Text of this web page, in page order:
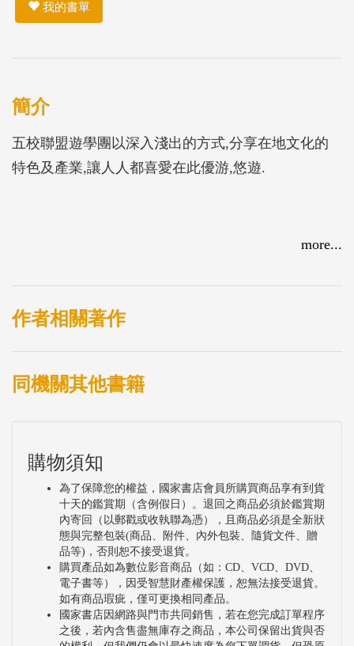
我的書單
簡介
五校聯盟遊學團以深入淺出的方式,分享在地文化的
特色及產業,讓人人都喜愛在此優游,悠遊.
more...
作者相關著作
同機關其他書籍
購物須知
為了保障您的權益，國家書店會員所購買商品享有到貨
十天的鑑賞期（含例假日）。退回之商品必須於鑑賞期
內寄回（以郵戳或收執聯為憑），且商品必須是全新狀
態與完整包裝(商品、附件、內外包裝、隨貨文件、贈
品等)，否則恕不接受退貨。
購買產品如為數位影音商品（如：CD、VCD、DVD、
電子書等），因受智慧財產權保護，恕無法接受退貨。
如有商品瑕疵，僅可更換相同產品。
國家書店因網路與門市共同銷售，若在您完成訂單程序
之後，若內含售盡無庫存之商品，本公司保留出貨與否